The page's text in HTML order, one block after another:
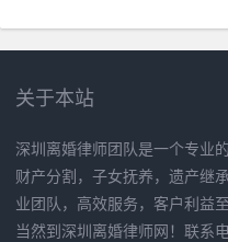
关于本站
深圳离婚律师团队是一个专业
财产分割，子女抚养，遗产继
业团队，高效服务，客户利益
当然到深圳离婚律师网！联系